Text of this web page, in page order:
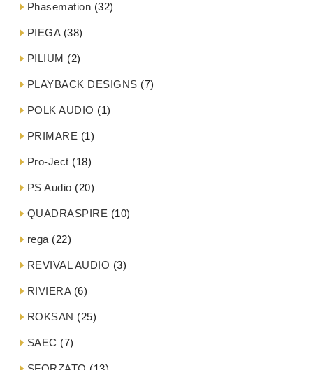
Phasemation (32)
PIEGA(38)
PILIUM (2)
PLAYBACK DESIGNS (7)
POLK AUDIO (1)
PRIMARE (1)
Pro-Ject (18)
PS Audio (20)
QUADRASPIRE (10)
rega (22)
REVIVAL AUDIO (3)
RIVIERA(6)
ROKSAN (25)
SAEC (7)